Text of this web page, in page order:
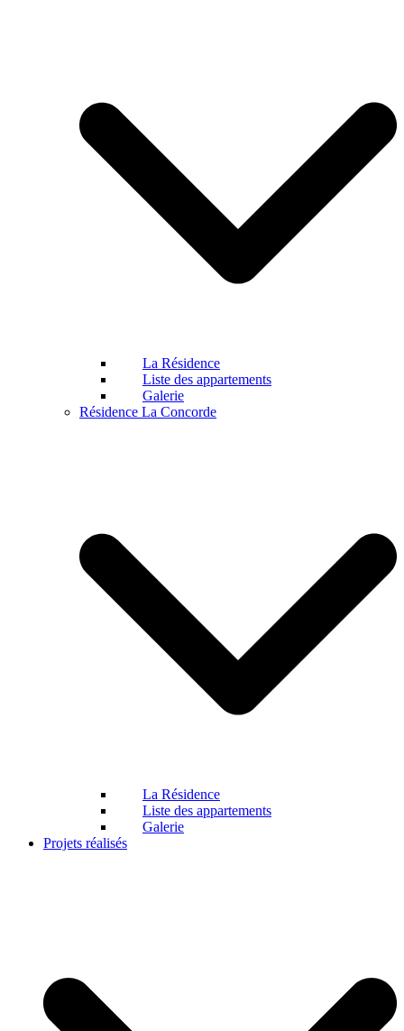
La Résidence
Liste des appartements
Galerie
Résidence La Concorde
La Résidence
Liste des appartements
Galerie
Projets réalisés